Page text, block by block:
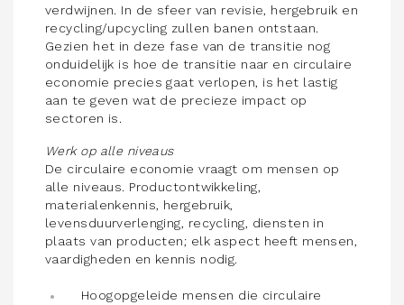
verdwijnen. In de sfeer van revisie, hergebruik en
recycling/upcycling zullen banen ontstaan.
Gezien het in deze fase van de transitie nog
onduidelijk is hoe de transitie naar en circulaire
economie precies gaat verlopen, is het lastig
aan te geven wat de precieze impact op
sectoren is.
Werk op alle niveaus
De circulaire economie vraagt om mensen op
alle niveaus. Productontwikkeling,
materialenkennis, hergebruik,
levensduurverlenging, recycling, diensten in
plaats van producten; elk aspect heeft mensen,
vaardigheden en kennis nodig.
Hoogopgeleide mensen die circulaire